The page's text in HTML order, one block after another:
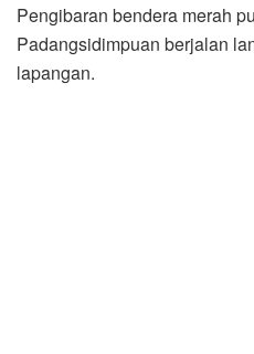
Pengibaran bendera merah
Padangsidimpuan berjalan
lapangan.